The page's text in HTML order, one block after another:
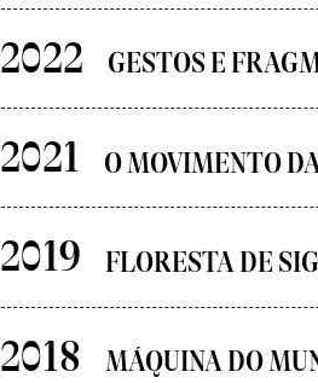
2022 GESTOS E
2021 O MOVIMENTO
2019 FLORESTA DE
2018 MÁQUINA DO